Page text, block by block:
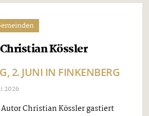
Kössler
2. JUNI IN FINKENBERG
2026
Christian Kössler gastiert